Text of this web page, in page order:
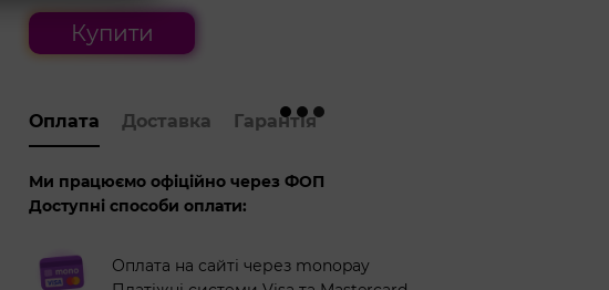
Купити
Оплата Доставка Гарантія
Ми працюємо офіційно через ФОП
Доступні способи оплати:
Оплата на сайті через monopay